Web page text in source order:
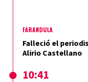
FARÁNDULA
Falleció el
Alirio Castellano
10:41